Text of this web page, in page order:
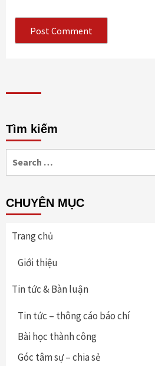
Tìm kiếm
CHUYÊN MỤC
Trang chủ
Giới thiệu
Tin tức & Bàn luận
Tin tức – thông cáo báo chí
Bài học thành công
Góc tâm sự – chia sẻ